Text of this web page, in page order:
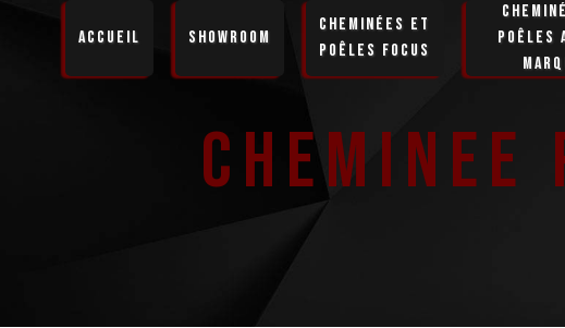
Accueil Showroom
Cheminées et
Poêles Focus
poêles